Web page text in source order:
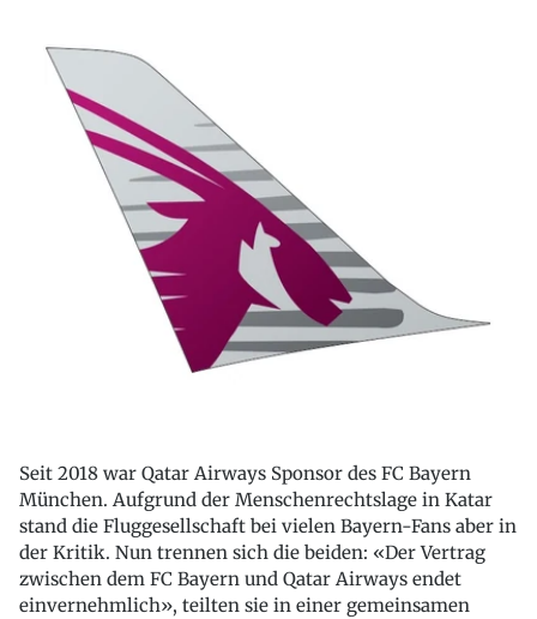
Seit 2018 war Qatar Airways Sponsor des FC Bayern
München. Aufgrund der Menschenrechtslage in Katar
stand die Fluggesellschaft bei vielen Bayern-Fans aber in
der Kritik. Nun trennen sich die beiden: «Der Vertrag
zwischen dem FC Bayern und Qatar Airways endet
einvernehmlich», teilten sie in einer gemeinsamen